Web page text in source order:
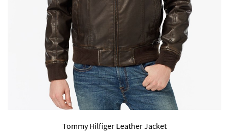
Tommy Hilfiger Leather Jacket